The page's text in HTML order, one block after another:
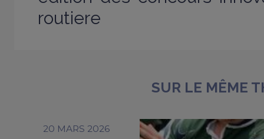
routiere
SUR LE MÊME
20 MARS 2026